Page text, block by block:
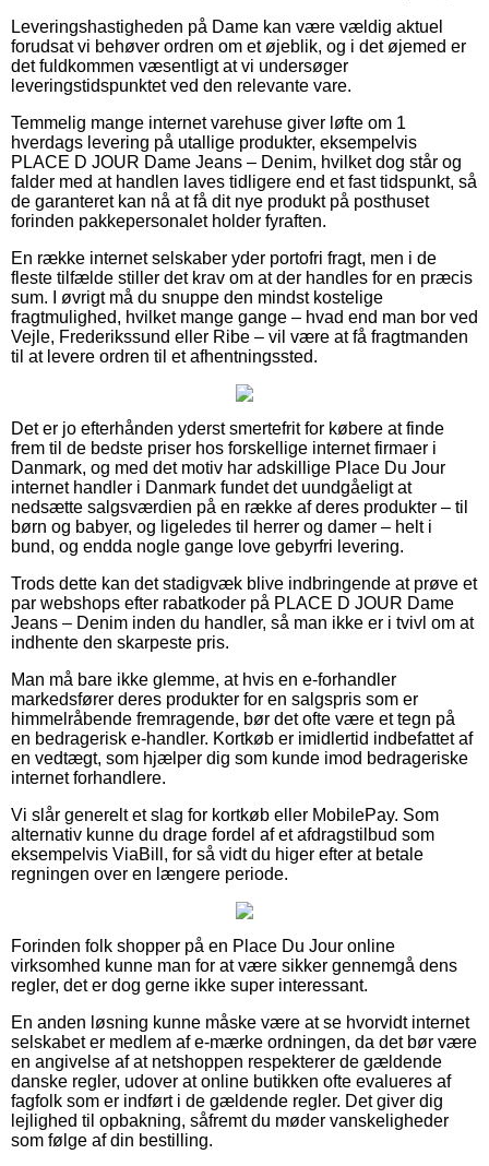
Leveringshastigheden på Dame kan være vældig aktuel
forudsat vi behøver ordren om et øjeblik, og i det øjemed er
det fuldkommen væsentligt at vi undersøger
leveringstidspunktet ved den relevante vare.
Temmelig mange internet varehuse giver løfte om 1
hverdags levering på utallige produkter, eksempelvis
PLACE D JOUR Dame Jeans – Denim, hvilket dog står og
falder med at handlen laves tidligere end et fast tidspunkt, så
de garanteret kan nå at få dit nye produkt på posthuset
forinden pakkepersonalet holder fyraften.
En række internet selskaber yder portofri fragt, men i de
fleste tilfælde stiller det krav om at der handles for en præcis
sum. I øvrigt må du snuppe den mindst kostelige
fragtmulighed, hvilket mange gange – hvad end man bor ved
Vejle, Frederikssund eller Ribe – vil være at få fragtmanden
til at levere ordren til et afhentningssted.
Det er jo efterhånden yderst smertefrit for købere at finde
frem til de bedste priser hos forskellige internet firmaer i
Danmark, og med det motiv har adskillige Place Du Jour
internet handler i Danmark fundet det uundgåeligt at
nedsætte salgsværdien på en række af deres produkter – til
børn og babyer, og ligeledes til herrer og damer – helt i
bund, og endda nogle gange love gebyrfri levering.
Trods dette kan det stadigvæk blive indbringende at prøve et
par webshops efter rabatkoder på PLACE D JOUR Dame
Jeans – Denim inden du handler, så man ikke er i tvivl om at
indhente den skarpeste pris.
Man må bare ikke glemme, at hvis en e-forhandler
markedsfører deres produkter for en salgspris som er
himmelråbende fremragende, bør det ofte være et tegn på
en bedragerisk e-handler. Kortkøb er imidlertid indbefattet af
en vedtægt, som hjælper dig som kunde imod bedrageriske
internet forhandlere.
Vi slår generelt et slag for kortkøb eller MobilePay. Som
alternativ kunne du drage fordel af et afdragstilbud som
eksempelvis ViaBill, for så vidt du higer efter at betale
regningen over en længere periode.
Forinden folk shopper på en Place Du Jour online
virksomhed kunne man for at være sikker gennemgå dens
regler, det er dog gerne ikke super interessant.
En anden løsning kunne måske være at se hvorvidt internet
selskabet er medlem af e-mærke ordningen, da det bør være
en angivelse af at netshoppen respekterer de gældende
danske regler, udover at online butikken ofte evalueres af
fagfolk som er indført i de gældende regler. Det giver dig
lejlighed til opbakning, såfremt du møder vanskeligheder
som følge af din bestilling.